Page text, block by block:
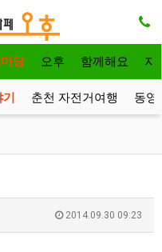
당 오후 함께해요 자
춘천 자전거여행 동영
2014.09.30 09:23